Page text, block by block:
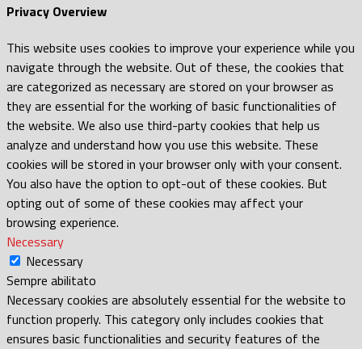
Privacy Overview
This website uses cookies to improve your experience while you
navigate through the website. Out of these, the cookies that
are categorized as necessary are stored on your browser as
they are essential for the working of basic functionalities of
the website. We also use third-party cookies that help us
analyze and understand how you use this website. These
cookies will be stored in your browser only with your consent.
You also have the option to opt-out of these cookies. But
opting out of some of these cookies may affect your
browsing experience.
Necessary
Necessary
Sempre abilitato
Necessary cookies are absolutely essential for the website to
function properly. This category only includes cookies that
ensures basic functionalities and security features of the